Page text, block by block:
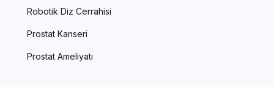
Robotik Diz Cerrahisi
Prostat Kanseri
Prostat Ameliyatı